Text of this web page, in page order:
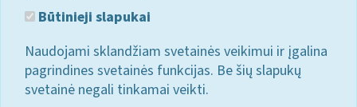
Būtinieji slapukai
Naudojami sklandžiam svetainės veikimui ir įgalina
pagrindines svetainės funkcijas. Be šių slapukų
svetainė negali tinkamai veikti.